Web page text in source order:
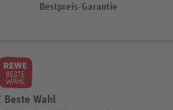
Bestpreis-Garantie
Beste Wahl